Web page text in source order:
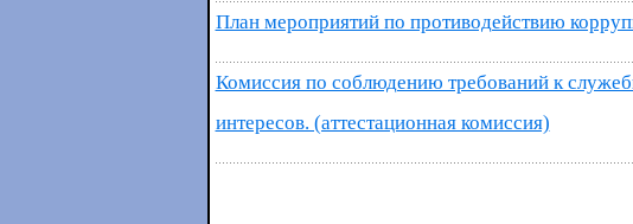
План мероприятий по противодействию
Комиссия по соблюдению требований к
интересов. (аттестационная комиссия)